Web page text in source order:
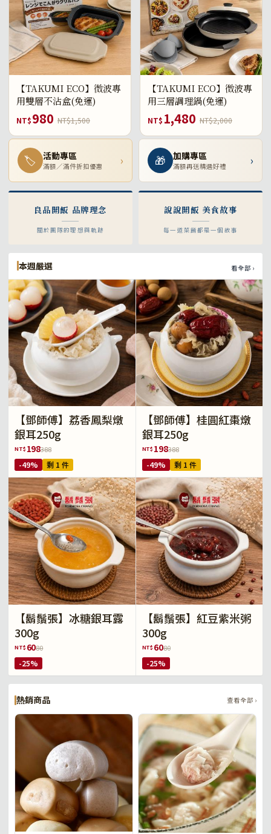
【TAKUMI ECO】微波專
用雙層不沾盒(免運)
NT$980 NT$1,500
【TAKUMI ECO】微波專
用三層調理鍋(免運)
NT$ 1,480 NT$2,000
🏷 活動專區
滿額／滿件折扣優惠 › 🎁 加購專區
滿額再送精選好禮 ›
良品開飯 品牌理念
關於團隊的理想與軌跡
說說開飯 美食故事
每一道菜餚都是一個故事
本週嚴選 看全部 ›
【鄧師傅】荔香鳳梨燉
銀耳250g
NT$ 198388
-49% 剩 1 件
【鄧師傅】桂圓紅棗燉
銀耳250g
NT$ 198388
-49% 剩 1 件
【鬍鬚張】冰糖銀耳露
300g
NT$ 6080
-25%
【鬍鬚張】紅豆紫米粥
300g
NT$ 6080
-25%
熱銷商品 查看全部 ›